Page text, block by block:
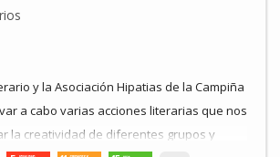
y la Asociación Hipatias de la Campiña
a cabo varias acciones literarias que nos
la creatividad de diferentes grupos y